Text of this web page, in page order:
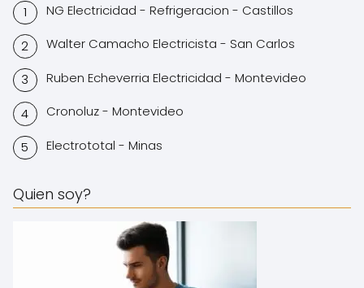
NG Electricidad - Refrigeracion - Castillos
Walter Camacho Electricista - San Carlos
Ruben Echeverria Electricidad - Montevideo
Cronoluz - Montevideo
Electrototal - Minas
Quien soy?